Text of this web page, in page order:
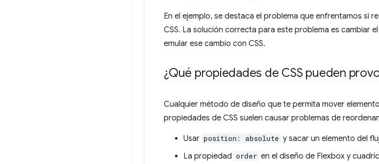
En el ejemplo, se destaca el problema que enfrentamos si
CSS. La solución correcta para este problema es cambiar
emular ese cambio con CSS.
¿Qué propiedades de CSS pueden
Cualquier método de diseño que te permita mover
propiedades de CSS suelen causar problemas de
Usar position: absolute y sacar un elemento del
La propiedad order en el diseño de Flexbox y